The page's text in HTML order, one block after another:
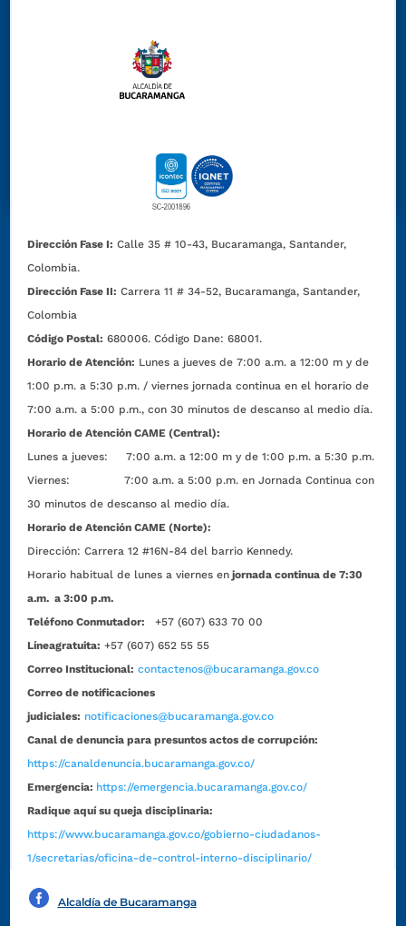
Dirección Fase I: Calle 35 # 10-43, Bucaramanga, Santander,
Colombia.
Dirección Fase II: Carrera 11 # 34-52, Bucaramanga, Santander,
Colombia
Código Postal: 680006. Código Dane: 68001.
Horario de Atención: Lunes a jueves de 7:00 a.m. a 12:00 m y de
1:00 p.m. a 5:30 p.m. / viernes jornada continua en el horario de
7:00 a.m. a 5:00 p.m., con 30 minutos de descanso al medio día.
Horario de Atención CAME (Central):
Lunes a jueves: 7:00 a.m. a 12:00 m y de 1:00 p.m. a 5:30 p.m.
Viernes: 7:00 a.m. a 5:00 p.m. en Jornada Continua con
30 minutos de descanso al medio día.
Horario de Atención CAME (Norte):
Dirección:Carrera 12 #16N-84 del barrio Kennedy.
Horario habitual de lunes a viernes en jornada continua de 7:30
a.m. a 3:00 p.m.
Teléfono Conmutador:
+57 (607) 633 70 00
Líneagratuita: +57 (607) 652 55 55
Correo Institucional: contactenos@bucaramanga.gov.co
Correo de notificaciones
judiciales: notificaciones@bucaramanga.gov.co
Canal de denuncia para presuntos actos de corrupción:
https://canaldenuncia.bucaramanga.gov.co/
Emergencia: https://emergencia.bucaramanga.gov.co/
Radique aquí su queja disciplinaria:
https://www.bucaramanga.gov.co/gobierno-ciudadanos-
1/secretarias/oficina-de-control-interno-disciplinario/
Alcaldía de Bucaramanga